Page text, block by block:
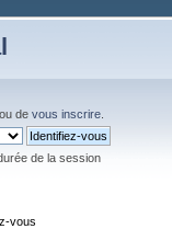
ou de vous inscrire
de la session
vous